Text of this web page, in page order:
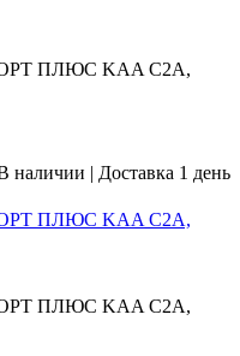
ПЛЮС KAA C2A,
наличии | Доставка 1 день
ПЛЮС KAA C2A,
ПЛЮС KAA C2A,